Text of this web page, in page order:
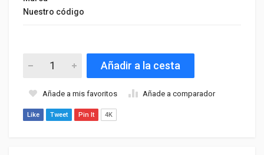
Nuestro código
Añadir a la cesta
Añade a mis favoritos Añade a comparador
Like Tweet Pin It 4K